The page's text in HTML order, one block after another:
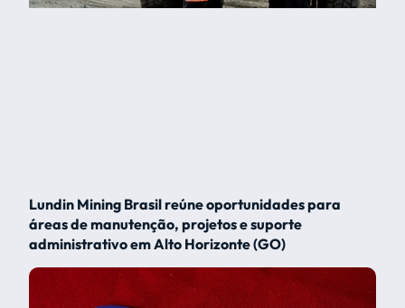
Lundin Mining Brasil reúne oportunidades para
áreas de manutenção, projetos e suporte
administrativo em Alto Horizonte (GO)